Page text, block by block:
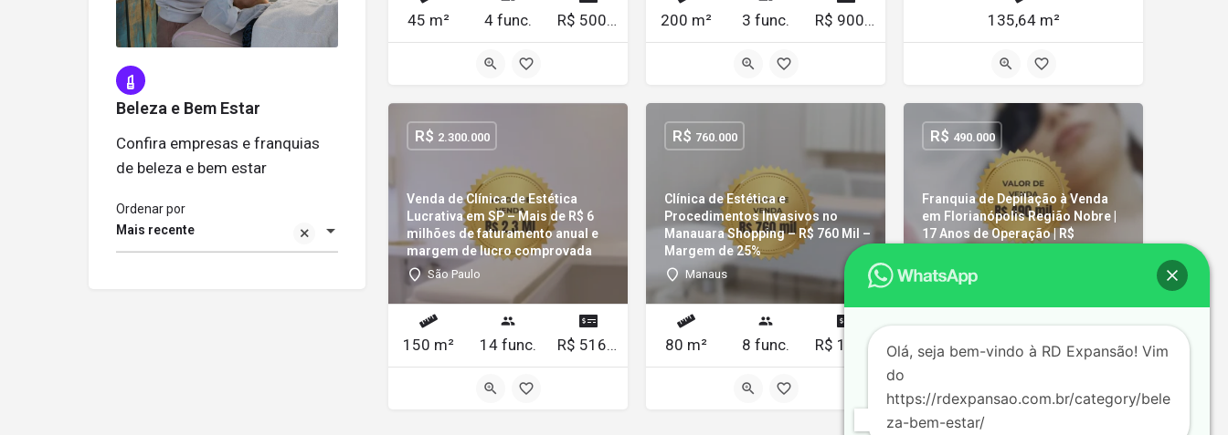
Beleza e Bem Estar
Confira empresas e franquias
de beleza e bem estar
Mais recente
Ordenar por
45 m² 4 func. R$ 50000/mês 200 m² 3 func. R$ 90000/mês 135,64 m²
Venda de Clínica de Estética
Lucrativa em SP – Mais de R$ 6
milhões de faturamento anual e
margem de lucro comprovada
São Paulo
R$ 2.300.000
150 m² 14 func. R$ 516.000,00/mês
Clínica de Estética e
Procedimentos Invasivos no
Manauara Shopping – R$ 760 Mil –
Margem de 25%
Manaus
R$ 760.000
80 m² 8 func. R$ 120.000,00/mês
Franquia de Depilação à Venda
em Florianópolis Região Nobre |
17 Anos de Operação | R$
Florianópolis
R$ 490.000
100 m² 10 func. R$ 119500/mês
Olá, seja bem-vindo à RD Expansão! Vim
do
https://rdexpansao.com.br/category/bele
za-bem-estar/